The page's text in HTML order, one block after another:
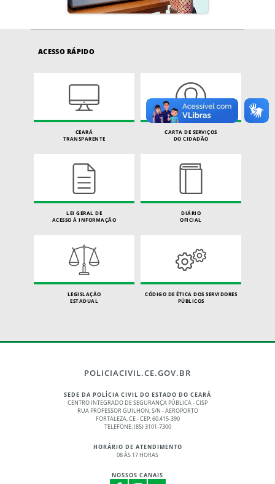
ACESSO RÁPIDO
CEARÁ
TRANSPARENTE
CARTA DE SERVIÇOS
DO CIDADÃO
LEI GERAL DE
ACESSO À INFORMAÇÃO
DIÁRIO
OFICIAL
LEGISLAÇÃO
ESTADUAL
CÓDIGO DE ÉTICA DOS SERVIDORES
PÚBLICOS
POLICIACIVIL.CE.GOV.BR
SEDE DA POLÍCIA CIVIL DO ESTADO DO CEARÁ
CENTRO INTEGRADO DE SEGURANÇA PÚBLICA - CISP
RUA PROFESSOR GUILHON, S/N - AEROPORTO
FORTALEZA, CE - CEP: 60.415-390
TELEFONE: (85) 3101-7300
HORÁRIO DE ATENDIMENTO
08 ÀS 17 HORAS
NOSSOS CANAIS